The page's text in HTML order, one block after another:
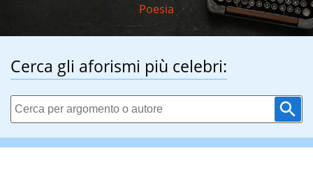
Poesia
Cerca gli aforismi più celebri: